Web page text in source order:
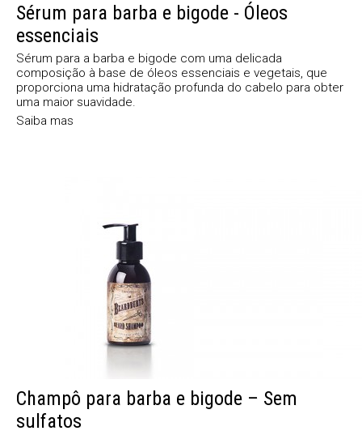
Sérum para barba e bigode - Óleos
essenciais
Sérum para a barba e bigode com uma delicada
composição à base de óleos essenciais e vegetais, que
proporciona uma hidratação profunda do cabelo para obter
uma maior suavidade.
Saiba mas
Champô para barba e bigode – Sem
sulfatos